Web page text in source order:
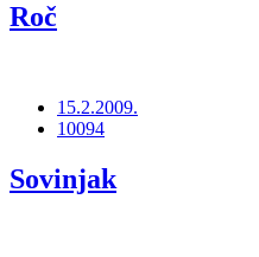
Roč
15.2.2009.
10094
Sovinjak